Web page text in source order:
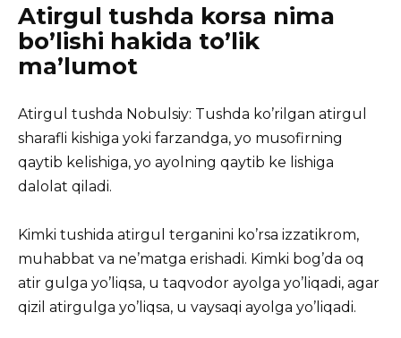
Atirgul tushda korsa nima
bo’lishi hakida to’lik
ma’lumot
Atirgul tushda Nobulsiy: Tushda ko’rilgan atirgul
sharafli kishiga yoki farzandga, yo musofirning
qaytib kelishiga, yo ayolning qaytib ke lishiga
dalolat qiladi.
Kimki tushida atirgul terganini ko’rsa izzatikrom,
muhabbat va ne’matga erishadi. Kimki bog’da oq
atir gulga yo’liqsa, u taqvodor ayolga yo’liqadi, agar
qizil atirgulga yo’liqsa, u vaysaqi ayolga yo’liqadi.